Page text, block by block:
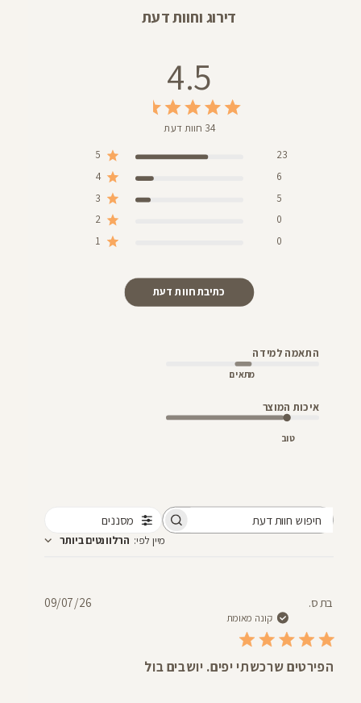
דירוג וחוות דעת
4.5
34 חוות דעת
5
23
4
6
3
5
2 0
1 0
כתיבת חוות דעת
התאמה למידה
מתאים
איכות המוצר
טוב
מסננים
מיין לפי: הרלוונטים ביותר
בת ס.
קונה מאומת
הפירטים שרכשתי יפים. יושבים בול
תאריך09/07/26